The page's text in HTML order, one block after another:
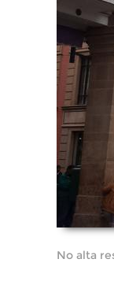
No alta